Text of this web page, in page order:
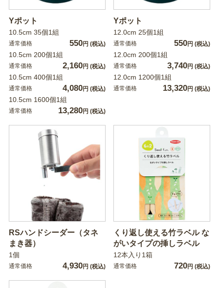
Yポット
10.5cm 35個1組
通常価格 550円 (税込)
10.5cm 200個1組
通常価格 2,160円 (税込)
10.5cm 400個1組
通常価格 4,080円 (税込)
10.5cm 1600個1組
通常価格 13,280円 (税込)
Yポット
12.0cm 25個1組
通常価格 550円 (税込)
12.0cm 200個1組
通常価格 3,740円 (税込)
12.0cm 1200個1組
通常価格 13,320円 (税込)
RSハンドシーダー（タネ
まき器）
1個
通常価格 4,930円 (税込)
くり返し使える竹ラベル な
がいタイプの挿しラベル
12本入り1箱
通常価格 720円 (税込)